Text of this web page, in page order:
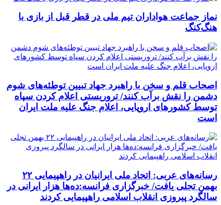
نماز جماعت هواداران تیم ملی در قطر قبل از بازی با
هنگ‌کنگ
اصحاب قلم و سخن با راهبرد جهاد تبیین توطئه‌های شوم
دشمن را نقش برآب کنند/ تروریستی اعلام کردن سپاه
توسط کشورهای اروپایی، اعلام جنگ علیه ملت ایران
است
رسانه‌های عربی: اتحاد ملی ایرانیان در راهپیمایی ۲۲
بهمن تجلی یافت/ خبرگزاری فرانسه:ده‌ها هزار ایرانی در
سالگرد پیروزی انقلاب اسلامی راهپیمایی کردند